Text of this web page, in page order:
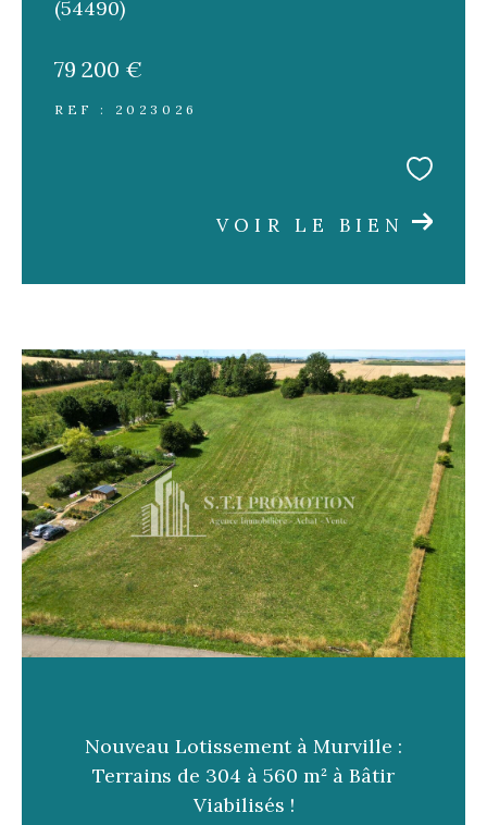
(54490)
79 200 €
REF : 2023026
VOIR LE BIEN
Nouveau Lotissement à Murville :
Terrains de 304 à 560 m² à Bâtir
Viabilisés !